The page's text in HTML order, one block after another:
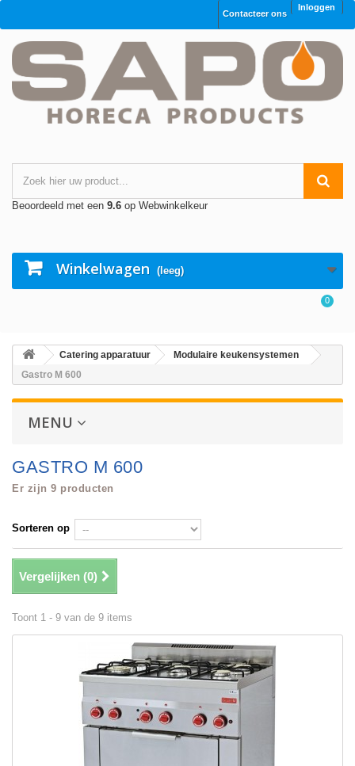
Inloggen
Contacteer ons
Beoordeeld met een 9.6 op Webwinkelkeur
Winkelwagen (leeg)
0
Catering apparatuur
Modulaire keukensystemen
Gastro M 600
MENU
GASTRO M 600
Er zijn 9 producten
Sorteren op
Vergelijken (0)
Toont 1 - 9 van de 9 items